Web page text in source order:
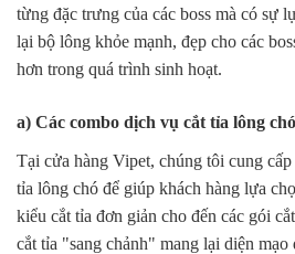
từng đặc trưng của các boss mà có sự
lại bộ lông khỏe mạnh, đẹp cho các
hơn trong quá trình sinh hoạt.
a) Các combo dịch vụ cắt tỉa lông
Tại cửa hàng Vipet, chúng tôi cung
tỉa lông chó để giúp khách hàng lựa
kiểu cắt tỉa đơn giản cho đến các gói
cắt tỉa "sang chảnh" mang lại diện mạo